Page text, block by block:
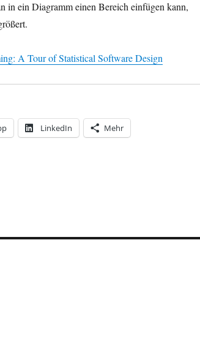
ein Diagramm einen Bereich einfügen kann,
A Tour of Statistical Software Design
LinkedIn Mehr